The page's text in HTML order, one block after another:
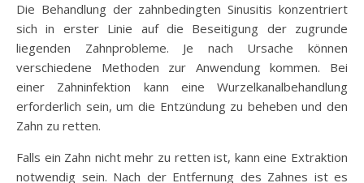
Die Behandlung der zahnbedingten Sinusitis konzentriert
sich in erster Linie auf die Beseitigung der zugrunde
liegenden Zahnprobleme. Je nach Ursache können
verschiedene Methoden zur Anwendung kommen. Bei
einer Zahninfektion kann eine Wurzelkanalbehandlung
erforderlich sein, um die Entzündung zu beheben und den
Zahn zu retten.
Falls ein Zahn nicht mehr zu retten ist, kann eine Extraktion
notwendig sein. Nach der Entfernung des Zahnes ist es